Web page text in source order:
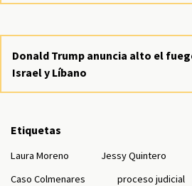
Donald Trump anuncia alto el
Israel y Líbano
Etiquetas
Laura Moreno Jessy Quintero
Caso Colmenares
proceso judicial